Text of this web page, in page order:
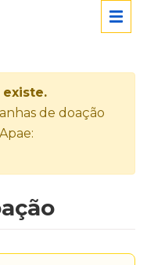
existe.
de doação